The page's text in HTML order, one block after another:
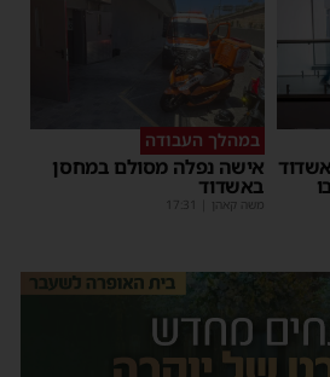
במהלך העבודה
אישה נפלה מסולם במחסן
באשדוד
משה קאהן 17:31